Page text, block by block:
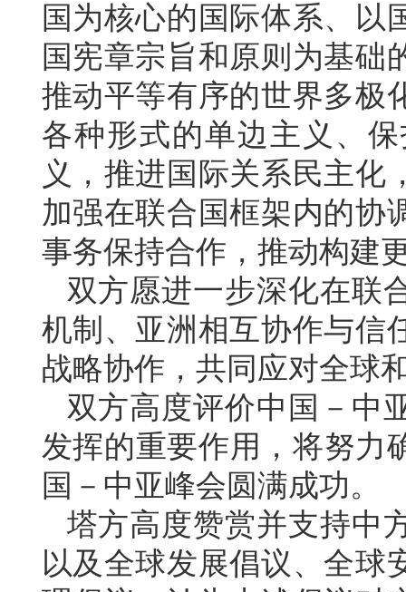
国为核心的国际体系、以
国宪章宗旨和原则为基础
推动平等有序的世界多极
各种形式的单边主义、
义，推进国际关系民主化
加强在联合国框架内的协
事务保持合作，推动构建
双方愿进一步深化在联
机制、亚洲相互协作与信
战略协作，共同应对全球
双方高度评价中国－中
发挥的重要作用，将努力
国－中亚峰会圆满成功。
塔方高度赞赏并支持中
以及全球发展倡议、全球